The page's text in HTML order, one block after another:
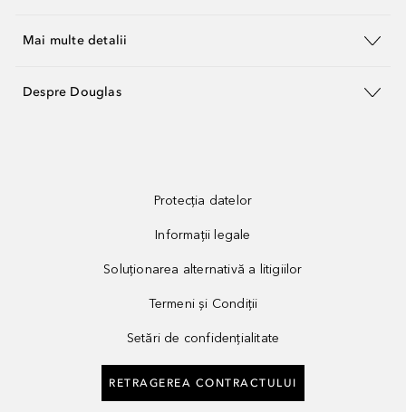
Mai multe detalii
Despre Douglas
Protecția datelor
Informații legale
Soluționarea alternativă a litigiilor
Termeni și Condiții
Setări de confidențialitate
RETRAGEREA CONTRACTULUI